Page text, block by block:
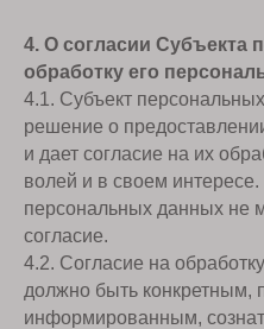
4. О согласии Субъекта
обработку его
4.1. Субъект
решение о
и дает согласие на их
волей и в своем
персональных данных не
согласие.
4.2. Согласие на
должно быть конкретным,
информированным,